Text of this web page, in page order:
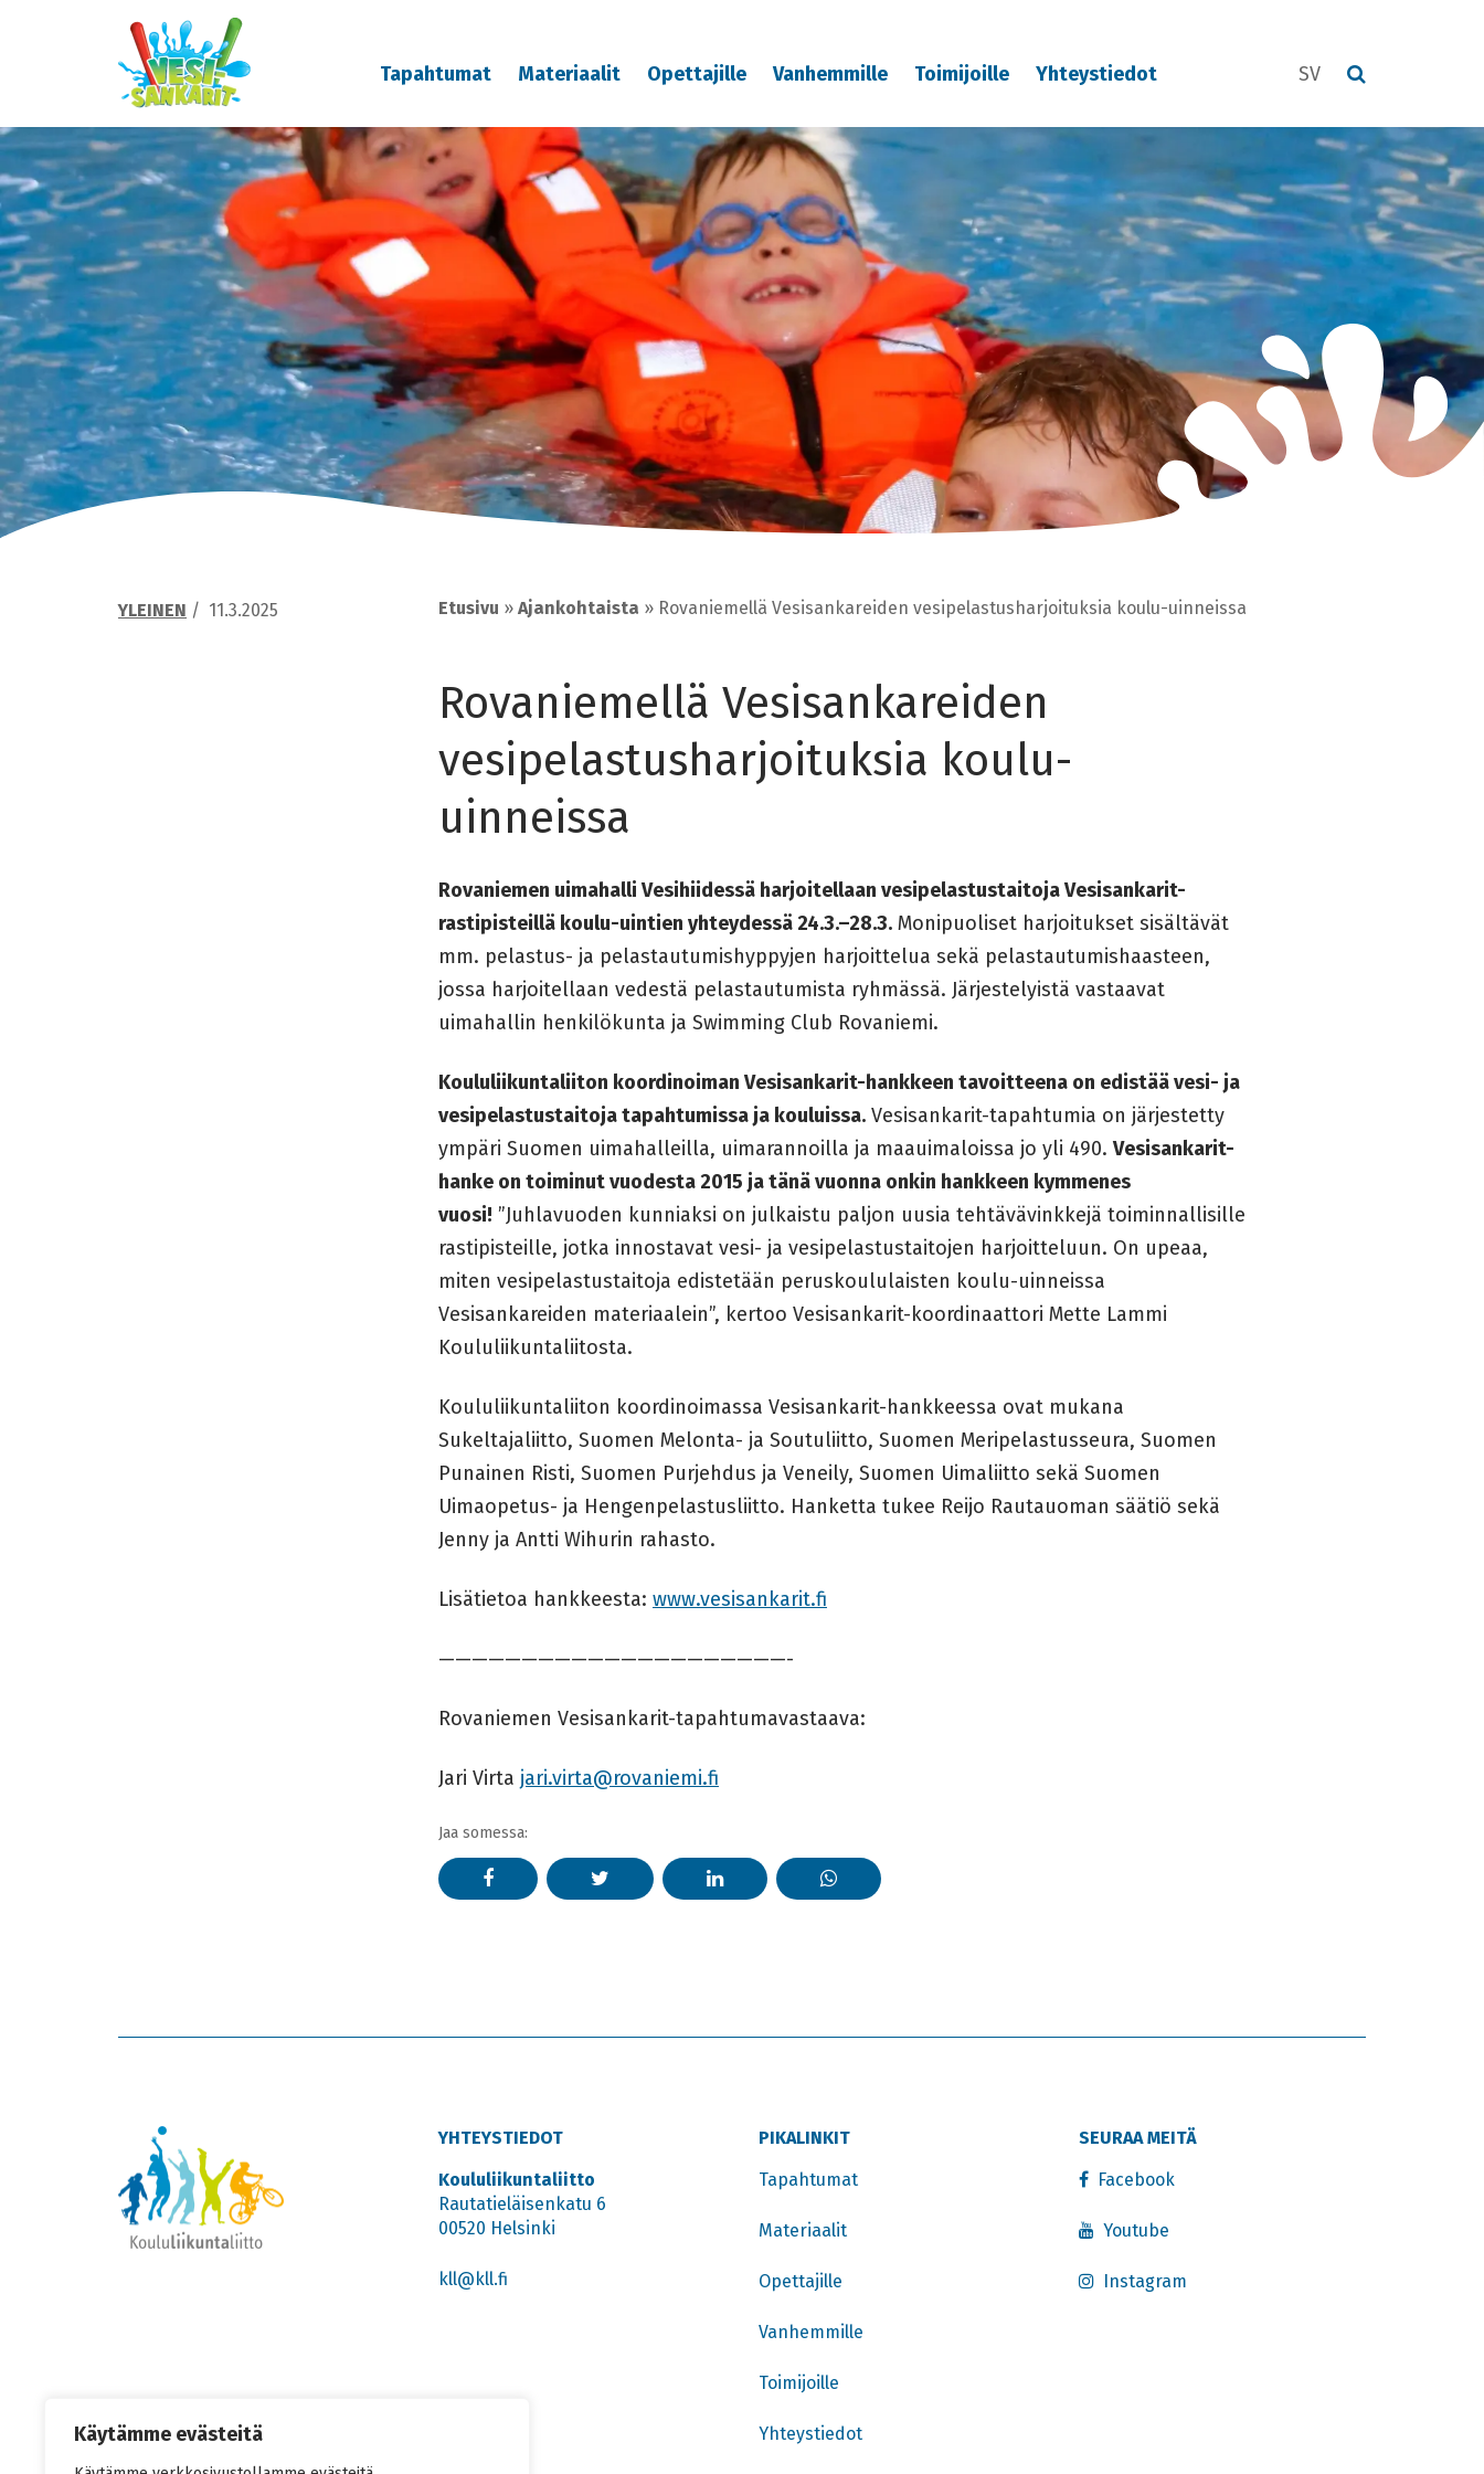
Käytämme evästeitä
Tapahtumat Materiaalit Opettajille Vanhemmille Toimijoille Yhteystiedot SV
YLEINEN / 11.3.2025 Etusivu » Ajankohtaista » Rovaniemellä Vesisankareiden vesipelastusharjoituksia koulu-uinneissa
Rovaniemellä Vesisankareiden
vesipelastusharjoituksia koulu-
uinneissa
Rovaniemen uimahalli Vesihiidessä harjoitellaan vesipelastustaitoja Vesisankarit-
rastipisteillä koulu-uintien yhteydessä 24.3.–28.3.Monipuoliset harjoitukset sisältävät
mm. pelastus- ja pelastautumishyppyjen harjoittelua sekä pelastautumishaasteen,
jossa harjoitellaan vedestä pelastautumista ryhmässä. Järjestelyistä vastaavat
uimahallin henkilökunta ja Swimming Club Rovaniemi.
Koululiikuntaliiton koordinoiman Vesisankarit-hankkeen tavoitteena on edistää vesi- ja
vesipelastustaitoja tapahtumissa ja kouluissa.Vesisankarit-tapahtumia on järjestetty
ympäri Suomen uimahalleilla, uimarannoilla ja maauimaloissa jo yli 490. Vesisankarit-
hanke on toiminut vuodesta 2015 ja tänä vuonna onkin hankkeen kymmenes
vuosi! ”Juhlavuoden kunniaksi on julkaistu paljon uusia tehtävävinkkejä toiminnallisille
rastipisteille, jotka innostavat vesi- ja vesipelastustaitojen harjoitteluun. On upeaa,
miten vesipelastustaitoja edistetään peruskoululaisten koulu-uinneissa
Vesisankareiden materiaalein”, kertoo Vesisankarit-koordinaattori Mette Lammi
Koululiikuntaliitosta.
Koululiikuntaliiton koordinoimassa Vesisankarit-hankkeessa ovat mukana
Sukeltajaliitto, Suomen Melonta- ja Soutuliitto, Suomen Meripelastusseura, Suomen
Punainen Risti, Suomen Purjehdus ja Veneily, Suomen Uimaliitto sekä Suomen
Uimaopetus- ja Hengenpelastusliitto. Hanketta tukee Reijo Rautauoman säätiö sekä
Jenny ja Antti Wihurin rahasto.
Lisätietoa hankkeesta: www.vesisankarit.fi
—————————————————————-
Rovaniemen Vesisankarit-tapahtumavastaava:
Jari Virta jari.virta@rovaniemi.fi
Jaa somessa:
YHTEYSTIEDOT
Koululiikuntaliitto
Rautatieläisenkatu 6
00520 Helsinki
kll@kll.fi
PIKALINKIT
Tapahtumat
Materiaalit
Opettajille
Vanhemmille
Toimijoille
Yhteystiedot
SEURAA MEITÄ
Facebook
Youtube
Instagram